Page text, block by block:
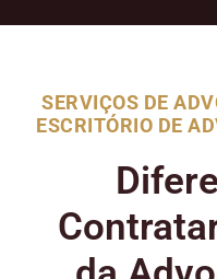
SERVIÇOS DE
ESCRITÓRIO DE